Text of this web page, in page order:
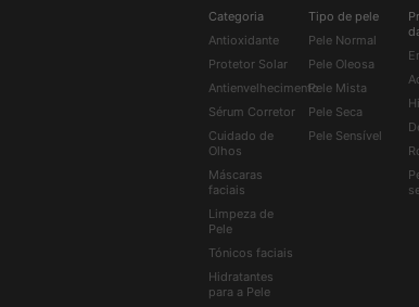
Categoria
Antioxidante
Protetor Solar
Antienvelhecimento
Sérum Corretor
Cuidado de
Olhos
Máscaras
faciais
Limpeza de
Pele
Tónicos faciais
Hidratantes
para a Pele
Tipo de pele
Pele Normal
Pele Oleosa
Pele Mista
Pele Seca
Pele Sensível